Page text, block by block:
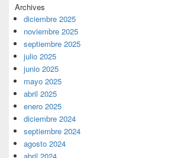
Archives
diciembre 2025
noviembre 2025
septiembre 2025
julio 2025
junio 2025
mayo 2025
abril 2025
enero 2025
diciembre 2024
septiembre 2024
agosto 2024